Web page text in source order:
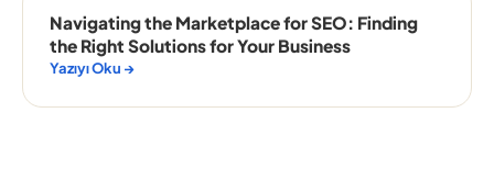
Navigating the Marketplace for SEO: Finding
the Right Solutions for Your Business
Yazıyı Oku →